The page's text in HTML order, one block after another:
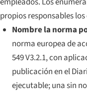
propios responsables
Nombre la norma
norma europea de
549 V3.2.1, con
publicación en el
ejecutable; una sin